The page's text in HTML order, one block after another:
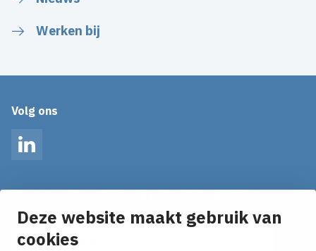
Deze website maakt gebruik van
cookies
Werken bij
Volg ons
LinkedIn
Ontvang onze nieuws alerts in je mailbox!
E-mailadres